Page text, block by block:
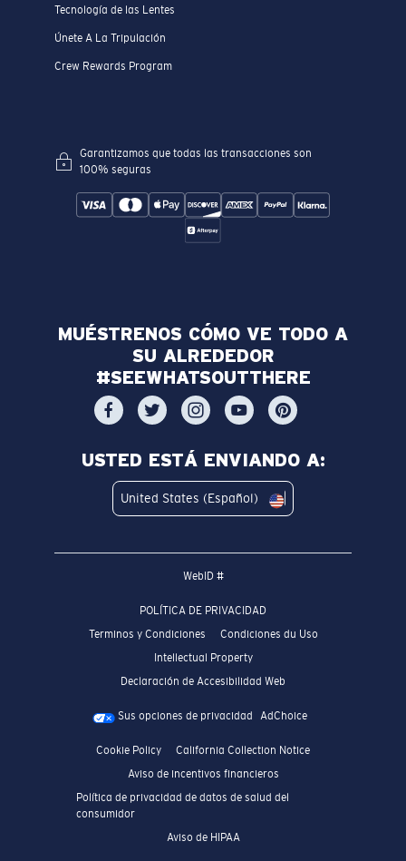
Tecnología de las Lentes
Únete A La Tripulación
Crew Rewards Program
Garantizamos que todas las transacciones son
100% seguras
MUÉSTRENOS CÓMO VE TODO A
SU ALREDEDOR
#SEEWHATSOUTTHERE
USTED ESTÁ ENVIANDO A:
United States (Español)
WebID #
POLÍTICA DE PRIVACIDAD
Terminos y Condiciones
Condiciones du Uso
Intellectual Property
Declaración de Accesibilidad Web
Sus opciones de privacidad AdChoice
Cookie Policy
California Collection Notice
Aviso de incentivos financieros
Política de privacidad de datos de salud del
consumidor
Aviso de HIPAA